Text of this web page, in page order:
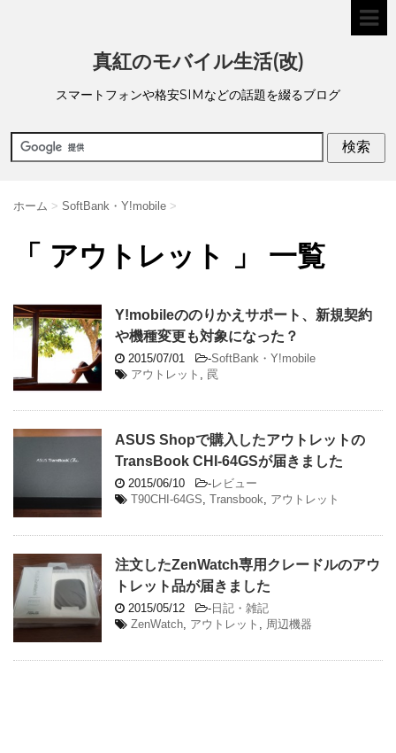
真紅のモバイル生活(改)
スマートフォンや格安SIMなどの話題を綴るブログ
ホーム > SoftBank・Y!mobile >
「 アウトレット 」 一覧
Y!mobileののりかえサポート、新規契約
や機種変更も対象になった？
2015/07/01 -SoftBank・Y!mobile
アウトレット , 罠
ASUS Shopで購入したアウトレットの
TransBook CHI-64GSが届きました
2015/06/10 -レビュー
T90CHI-64GS, Transbook, アウトレット
注文したZenWatch専用クレードルのアウ
トレット品が届きました
2015/05/12 - 日記・雑記
ZenWatch, アウトレット , 周辺機器